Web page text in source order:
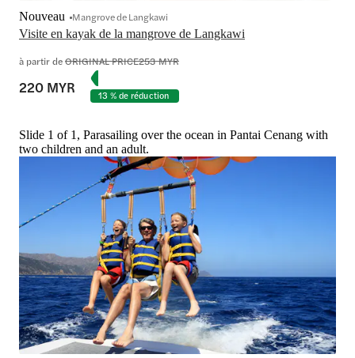
Visite en kayak de la mangrove de Langkawi
Nouveau Mangrove de Langkawi
à partir deORIGINAL PRICE253 MYR
220 MYR 13 % de réduction
Slide 1 of 1, Parasailing over the ocean in Pantai Cenang with
two children and an adult.